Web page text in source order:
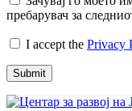
пребарувач за
I accept the Privacy
Submit